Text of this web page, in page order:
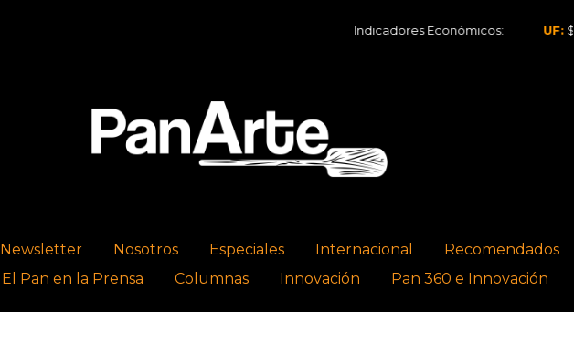
Indicadores Económicos: UF: $40.844,79
Newsletter Nosotros Especiales Internacional Recomendados
El Pan en la Prensa Columnas Innovación Pan 360 e Innovación